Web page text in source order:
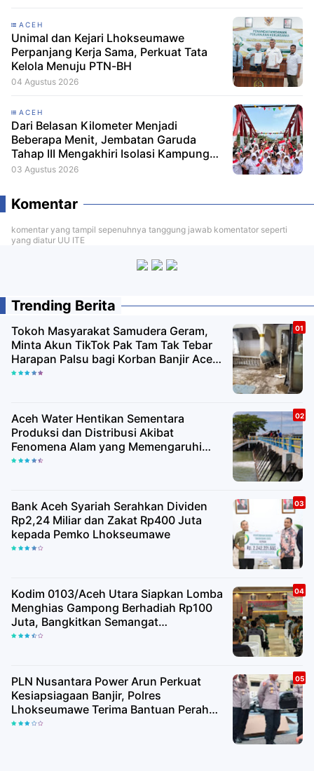
ACEH
Unimal dan Kejari Lhokseumawe
Perpanjang Kerja Sama, Perkuat Tata
Kelola Menuju PTN-BH
04 Agustus 2026
ACEH
Dari Belasan Kilometer Menjadi
Beberapa Menit, Jembatan Garuda
Tahap III Mengakhiri Isolasi Kampung
Tempel
03 Agustus 2026
Komentar
komentar yang tampil sepenuhnya tanggung jawab komentator seperti
yang diatur UU ITE
Trending Berita
Tokoh Masyarakat Samudera Geram,
Minta Akun TikTok Pak Tam Tak Tebar
Harapan Palsu bagi Korban Banjir Aceh
Utara
Aceh Water Hentikan Sementara
Produksi dan Distribusi Akibat
Fenomena Alam yang Memengaruhi
Kualitas Air Baku
Bank Aceh Syariah Serahkan Dividen
Rp2,24 Miliar dan Zakat Rp400 Juta
kepada Pemko Lhokseumawe
Kodim 0103/Aceh Utara Siapkan Lomba
Menghias Gampong Berhadiah Rp100
Juta, Bangkitkan Semangat
Kemerdekaan hingga Pelosok Desa
PLN Nusantara Power Arun Perkuat
Kesiapsiagaan Banjir, Polres
Lhokseumawe Terima Bantuan Perahu
Karet